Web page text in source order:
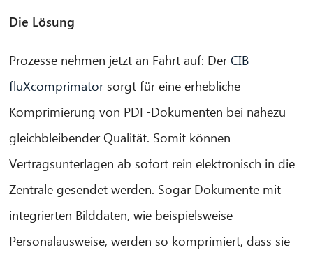
Die Lösung
Prozesse nehmen jetzt an Fahrt auf: DerCIB
fluXcomprimatorsorgt für eine erhebliche
Komprimierung von PDF-Dokumenten bei nahezu
gleichbleibender Qualität. Somit können
Vertragsunterlagen ab sofort rein elektronisch in die
Zentrale gesendet werden. Sogar Dokumente mit
integrierten Bilddaten, wie beispielsweise
Personalausweise, werden so komprimiert, dass sie
Olá! O que posso fazer por si?